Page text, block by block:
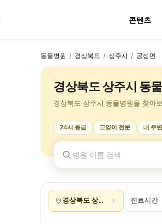
콘텐츠
동물병원 / 경상북도 / 상주시 / 공성면
경상북도 상주시 동
경상북도 상주시 동물병원을 찾아
24시 응급 고양이 전문 내 주
경상북도 상주시 공성면진료시간